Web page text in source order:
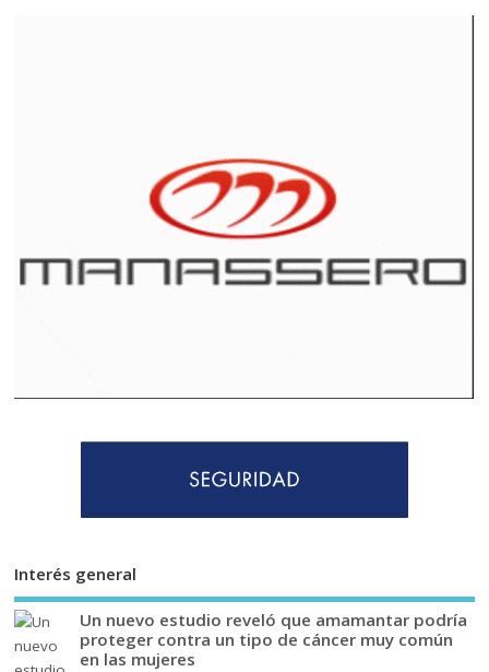
Interés general
Un nuevo estudio reveló que amamantar podría
proteger contra un tipo de cáncer muy común
en las mujeres